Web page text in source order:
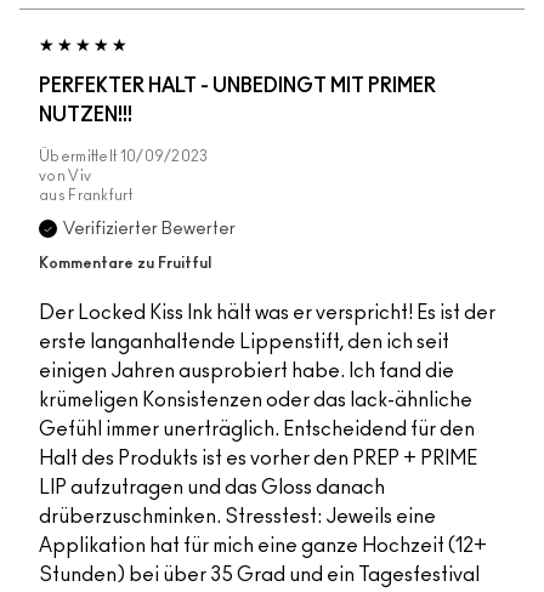
PERFEKTER HALT - UNBEDINGT MIT PRIMER
NUTZEN!!!
Übermittelt 10/09/2023
von Viv
aus Frankfurt
Verifizierter Bewerter
Kommentare zu Fruitful
Der Locked Kiss Ink hält was er verspricht! Es ist der
erste langanhaltende Lippenstift, den ich seit
einigen Jahren ausprobiert habe. Ich fand die
krümeligen Konsistenzen oder das lack-ähnliche
Gefühl immer unerträglich. Entscheidend für den
Halt des Produkts ist es vorher den PREP + PRIME
LIP aufzutragen und das Gloss danach
drüberzuschminken. Stresstest: Jeweils eine
Applikation hat für mich eine ganze Hochzeit (12+
Stunden) bei über 35 Grad und ein Tagesfestival